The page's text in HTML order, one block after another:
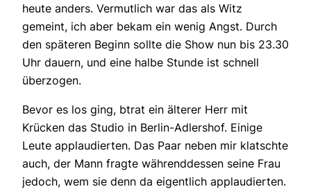
heute anders. Vermutlich war das als Witz
gemeint, ich aber bekam ein wenig Angst. Durch
den späteren Beginn sollte die Show nun bis 23.30
Uhr dauern, und eine halbe Stunde ist schnell
überzogen.
Bevor es los ging, btrat ein älterer Herr mit
Krücken das Studio in Berlin-Adlershof. Einige
Leute applaudierten. Das Paar neben mir klatschte
auch, der Mann fragte währenddessen seine Frau
jedoch, wem sie denn da eigentlich applaudierten.